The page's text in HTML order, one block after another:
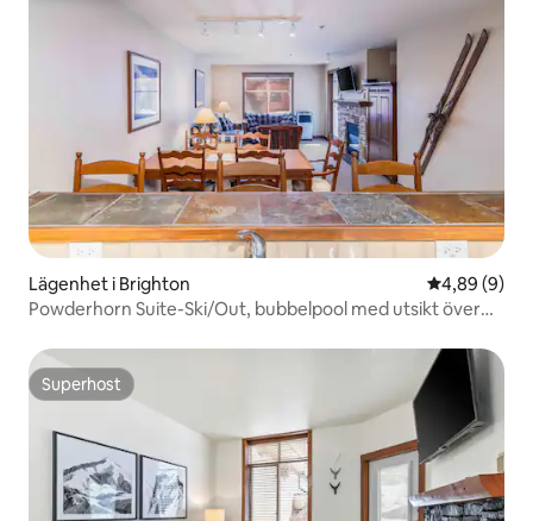
Lägenhet i Brighton 4,89 av 5 i
4,89 (9)
Powderhorn Suite-Ski/Out, bubbelpool med utsikt över
Superhost
Superhost